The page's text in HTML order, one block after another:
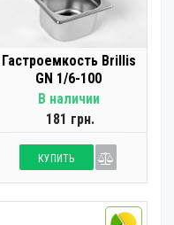
Гастроемкость Brillis
GN 1/6-100
В наличии
181 грн.
КУПИТЬ